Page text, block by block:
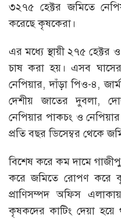
৩২৭৫ হেক্টর জমিতে
করেছে কৃষকেরা।
এর মধ্যে স্থায়ী ২৭৫ হেক্টর
চাষ করা হয়। এসব ঘাসের
নেপিয়ার, দাঁড়া পিও-৪,
দেশীয় জাতের দুবলা,
নেপিয়ার পাকচং ও
প্রতি বছর ডিসেম্বর থেকে
বিশেষ করে কম দামে
করে জমিতে রোপণ করে
প্রাণিসম্পদ অফিস
কৃষকদের কাটিং দেয়া হয়ে